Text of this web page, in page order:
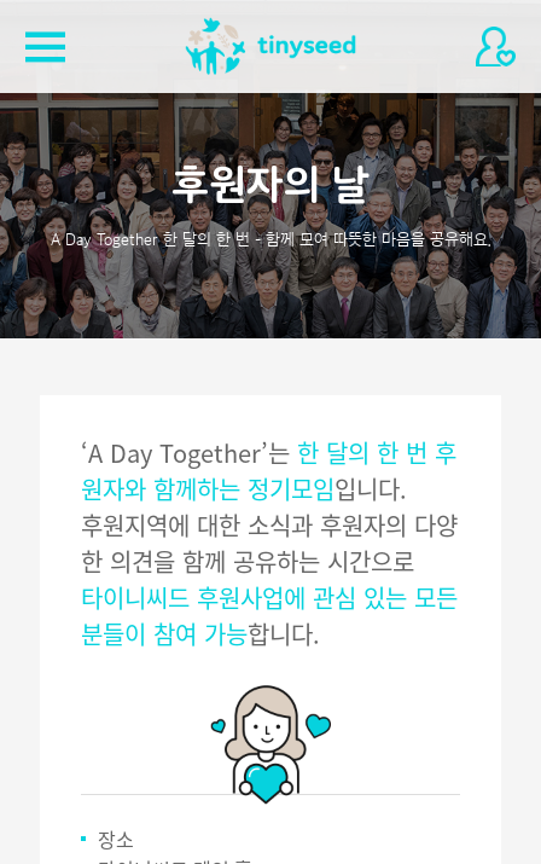
후원자의 날
A Day Together 한 달의 한 번 – 함께 모여 따뜻한 마음을 공유해요.
‘A Day Together’는 한 달의 한 번 후
원자와 함께하는 정기모임입니다.
후원지역에 대한 소식과 후원자의 다양
한 의견을 함께 공유하는 시간으로
타이니씨드 후원사업에 관심 있는 모든
분들이 참여 가능합니다.
장소